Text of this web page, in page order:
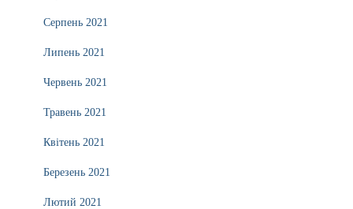
Серпень 2021
Липень 2021
Червень 2021
Травень 2021
Квітень 2021
Березень 2021
Лютий 2021